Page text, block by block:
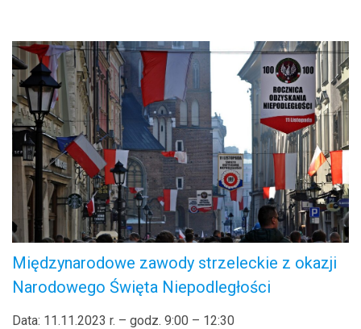
Międzynarodowe zawody strzeleckie z okazji
Narodowego Święta Niepodległości
Data: 11.11.2023 r. – godz. 9:00 – 12:30